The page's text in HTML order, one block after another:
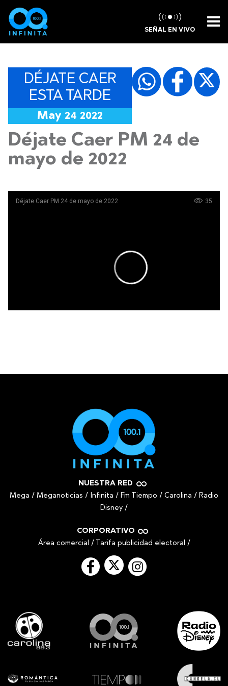
SEÑAL EN VIVO
DÉJATE CAER
ESTA TARDE
May 24 2022
Déjate Caer PM 24 de
mayo de 2022
NUESTRA RED
Mega / Meganoticias / Infinita / Fm Tiempo / Carolina / Radio
Disney /
CORPORATIVO
Área comercial / Tarifa publicidad electoral /